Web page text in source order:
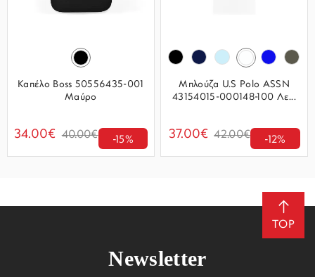
Καπέλο Boss 50556435-001
Μαύρο
34.00€ 40.00€ -15%
Μπλούζα U.S Polo ASSN
43154015-000148-100 Λε...
37.00€ 42.00€ -12%
TOP
Newsletter